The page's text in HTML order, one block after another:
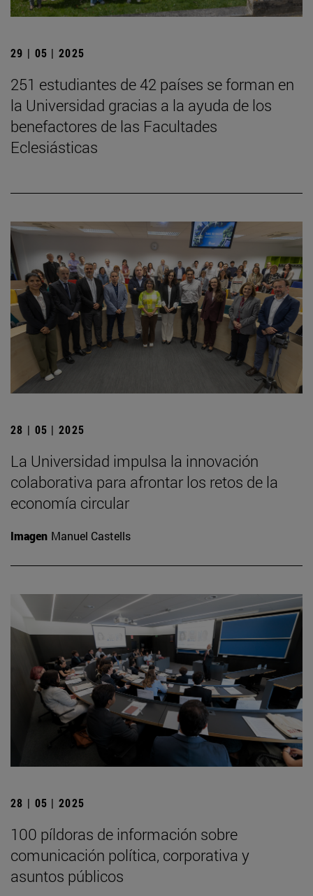
29 | 05 | 2025
251 estudiantes de 42 países se forman en
la Universidad gracias a la ayuda de los
benefactores de las Facultades
Eclesiásticas
28 | 05 | 2025
La Universidad impulsa la innovación
colaborativa para afrontar los retos de la
economía circular
Imagen Manuel Castells
28 | 05 | 2025
100 píldoras de información sobre
comunicación política, corporativa y
asuntos públicos